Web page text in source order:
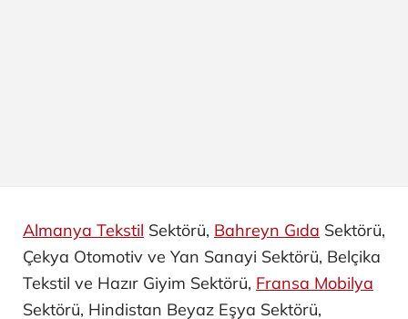
Almanya Tekstil Sektörü, Bahreyn Gıda Sektörü,
Çekya Otomotiv ve Yan Sanayi ​Sektörü, Belçika
Tekstil ve Hazır Giyim Sektörü, Fransa Mobilya
Sektörü, Hindistan Beyaz Eşya Sektörü,